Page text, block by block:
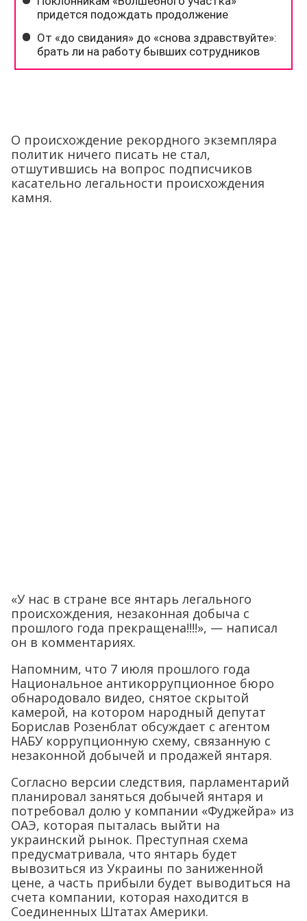
О происхождение рекордного экземпляра
политик ничего писать не стал,
отшутившись на вопрос подписчиков
касательно легальности происхождения
камня.
«У нас в стране все янтарь легального
происхождения, незаконная добыча с
прошлого года прекращена!!!!», — написал
он в комментариях.
Напомним, что 7 июля прошлого года
Национальное антикоррупционное бюро
обнародовало видео, снятое скрытой
камерой, на котором народный депутат
Борислав Розенблат обсуждает с агентом
НАБУ коррупционную схему, связанную с
незаконной добычей и продажей янтаря.
Согласно версии следствия, парламентарий
планировал заняться добычей янтаря и
потребовал долю у компании «Фуджейра» из
ОАЭ, которая пыталась выйти на
украинский рынок. Преступная схема
предусматривала, что янтарь будет
вывозиться из Украины по заниженной
цене, а часть прибыли будет выводиться на
счета компании, которая находится в
Соединенных Штатах Америки.